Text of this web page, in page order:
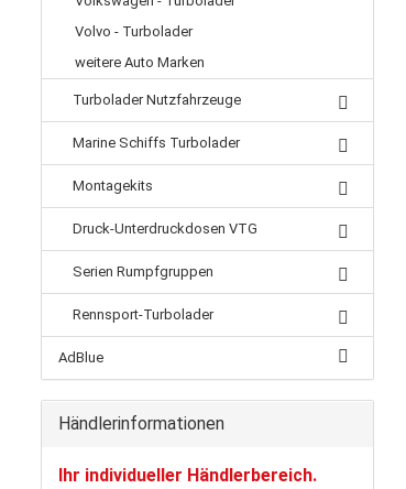
Volvo - Turbolader
weitere Auto Marken
Turbolader Nutzfahrzeuge
Marine Schiffs Turbolader
Montagekits
Druck-Unterdruckdosen VTG
Serien Rumpfgruppen
Rennsport-Turbolader
AdBlue
Händlerinformationen
Ihr individueller Händlerbereich.